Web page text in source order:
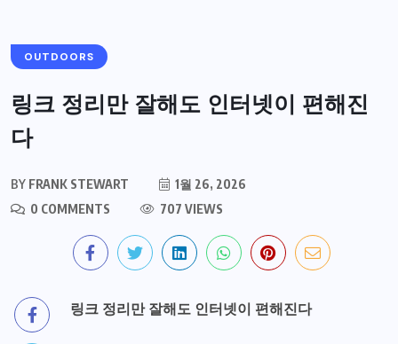
OUTDOORS
링크 정리만 잘해도 인터넷이 편해진
다
BY FRANK STEWART
1월 26, 2026
0 COMMENTS
707 VIEWS
링크 정리만 잘해도 인터넷이 편해진다